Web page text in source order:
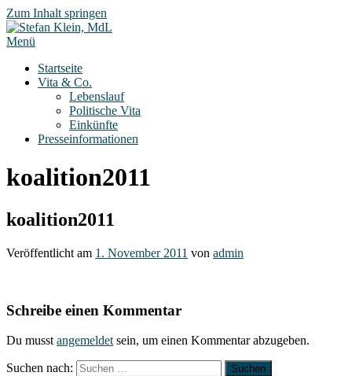
Zum Inhalt springen
Menü
Startseite
Vita & Co.
Lebenslauf
Politische Vita
Einkünfte
Presseinformationen
koalition2011
koalition2011
Veröffentlicht am 1. November 2011 von admin
Schreibe einen Kommentar
Du musst angemeldet sein, um einen Kommentar abzugeben.
Suchen nach: